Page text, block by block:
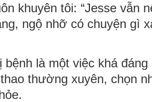
khuyên tôi: “Jesse vẫn
ngộ nhỡ có chuyện gì
bệnh là một việc khá
thường xuyên, chọn